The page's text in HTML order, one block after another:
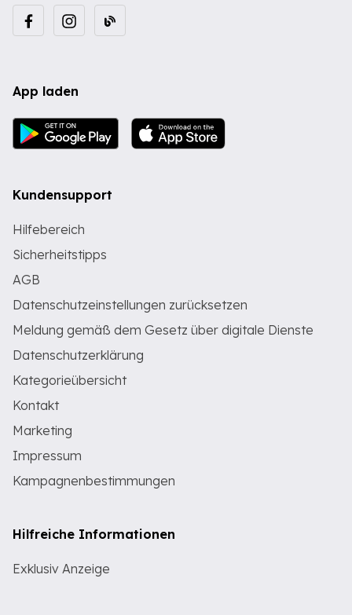
App laden
Kundensupport
Hilfebereich
Sicherheitstipps
AGB
Datenschutzeinstellungen zurücksetzen
Meldung gemäß dem Gesetz über digitale Dienste
Datenschutzerklärung
Kategorieübersicht
Kontakt
Marketing
Impressum
Kampagnenbestimmungen
Hilfreiche Informationen
Exklusiv Anzeige